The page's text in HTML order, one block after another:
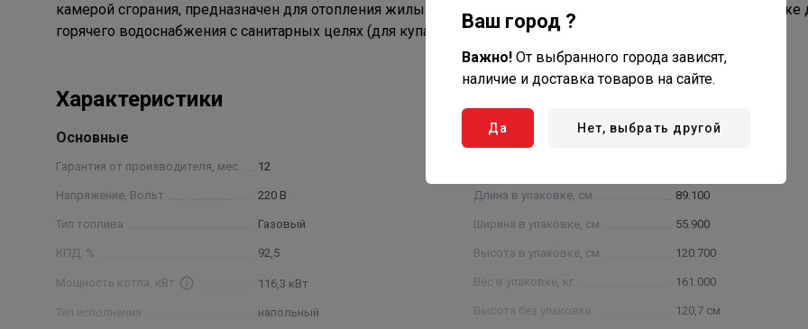
камерой сгорания, предназначен для отопления жилых и неопасных производственных помещений, а так же
горячего водоснабжения с санитарных целях (для купания, стирки, мытья посуды и т.п.).
Характеристики
Основные
Гарантия от производителя, мес. 12
Напряжение, Вольт 220 В
Тип топлива Газовый
КПД, % 92,5
Мощность котла, кВт 116,3 кВт
Тип исполнения напольный
Длина в упаковке, см. 89.100
Ширина в упаковке, см. 55.900
Высота в упаковке, см. 120.700
Вес в упаковке, кг 161.000
Высота без упаковки 120,7 см
Ваш город ?
Важно! От выбранного города зависят,
наличие и доставка товаров на сайте.
Да Нет, выбрать другой